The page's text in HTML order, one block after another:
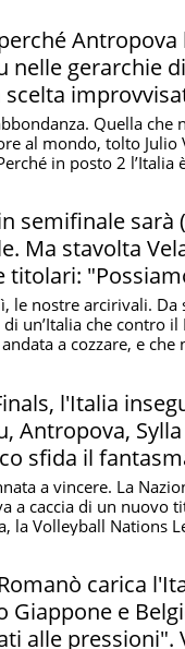
Antropova
nelle gerarchie
scelta
Cina!
Quella che
al mondo, tolto Julio
in posto 2 l’Italia
semifinale sarà
Ma stavolta
titolari:
le nostre arcirivali.
di un’Italia che contro
a cozzare, e che
l'Italia
Antropova,
sfida il
a vincere. La
a caccia di un nuovo
la Volleyball Nations
carica
Giappone e
alle pressioni".